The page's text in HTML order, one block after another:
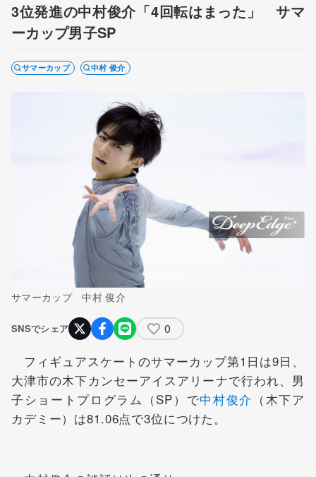
3位発進の中村俊介「4回転はまった」 サマ
ーカップ男子SP
サマーカップ 中村 俊介
サマーカップ 中村 俊介
SNSでシェア 0
フィギュアスケートのサマーカップ第1日は9日、
大津市の木下カンセーアイスアリーナで行われ、男
子ショートプログラム（SP）で中村俊介 （木下ア
カデミー）は81.06点で3位につけた。